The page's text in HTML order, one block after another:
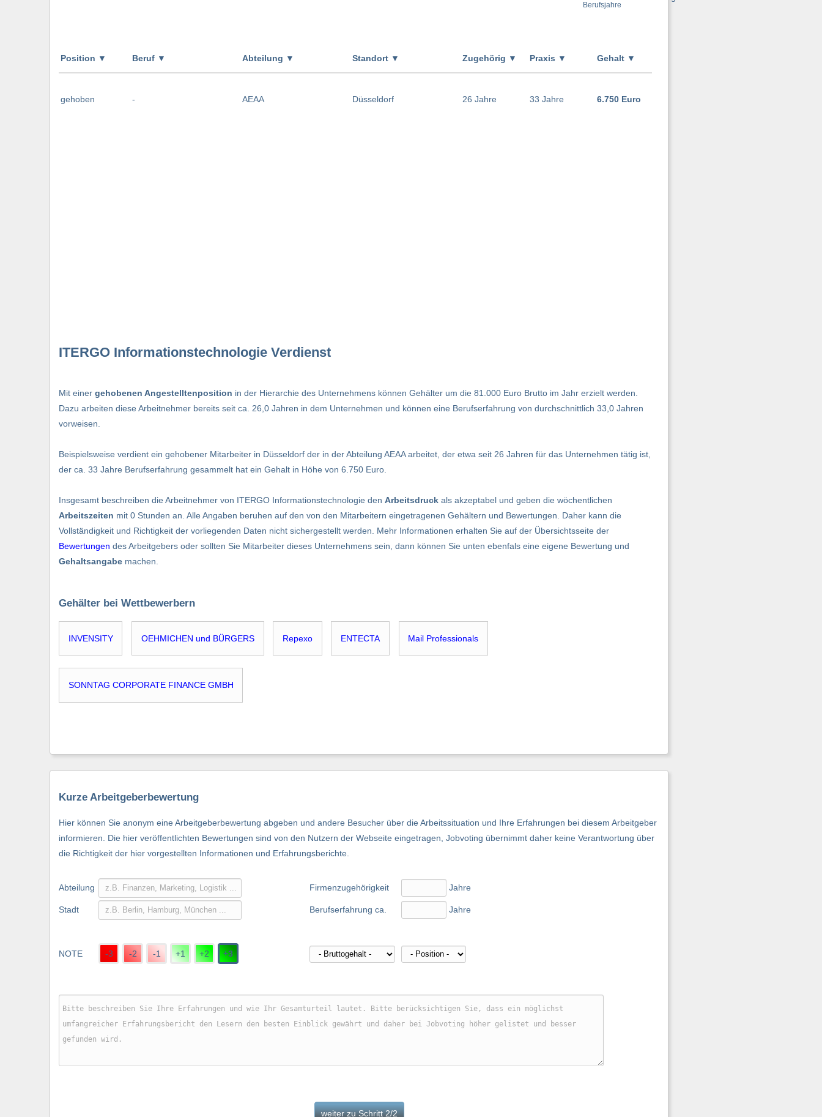
Berufsjahre
Position ▼ Beruf ▼ Abteilung ▼ Standort ▼ Zugehörig ▼ Praxis ▼ Gehalt ▼
gehoben - AEAA Düsseldorf 26 Jahre 33 Jahre 6.750 Euro
ITERGO Informationstechnologie Verdienst
Mit einer gehobenen Angestelltenposition in der Hierarchie des Unternehmens können Gehälter um die 81.000 Euro Brutto im Jahr erzielt werden.
Dazu arbeiten diese Arbeitnehmer bereits seit ca. 26,0 Jahren in dem Unternehmen und können eine Berufserfahrung von durchschnittlich 33,0 Jahren
vorweisen.
Beispielsweise verdient ein gehobener Mitarbeiter in Düsseldorf der in der Abteilung AEAA arbeitet, der etwa seit 26 Jahren für das Unternehmen tätig ist,
der ca. 33 Jahre Berufserfahrung gesammelt hat ein Gehalt in Höhe von 6.750 Euro.
Insgesamt beschreiben die Arbeitnehmer von ITERGO Informationstechnologie den Arbeitsdruck als akzeptabel und geben die wöchentlichen
Arbeitszeiten mit 0 Stunden an. Alle Angaben beruhen auf den von den Mitarbeitern eingetragenen Gehältern und Bewertungen. Daher kann die
Vollständigkeit und Richtigkeit der vorliegenden Daten nicht sichergestellt werden. Mehr Informationen erhalten Sie auf der Übersichtsseite der
Bewertungen des Arbeitgebers oder sollten Sie Mitarbeiter dieses Unternehmens sein, dann können Sie unten ebenfals eine eigene Bewertung und
Gehaltsangabe machen.
Gehälter bei Wettbewerbern
INVENSITY OEHMICHEN und BÜRGERS Repexo ENTECTA Mail Professionals
SONNTAG CORPORATE FINANCE GMBH
Kurze Arbeitgeberbewertung
Hier können Sie anonym eine Arbeitgeberbewertung abgeben und andere Besucher über die Arbeitssituation und Ihre Erfahrungen bei diesem Arbeitgeber
informieren. Die hier veröffentlichten Bewertungen sind von den Nutzern der Webseite eingetragen, Jobvoting übernimmt daher keine Verantwortung über
die Richtigkeit der hier vorgestellten Informationen und Erfahrungsberichte.
Abteilung
Stadt
NOTE -3 -2 -1 +1 +2 +3
Firmenzugehörigkeit
Berufserfahrung ca.
Jahre
Jahre